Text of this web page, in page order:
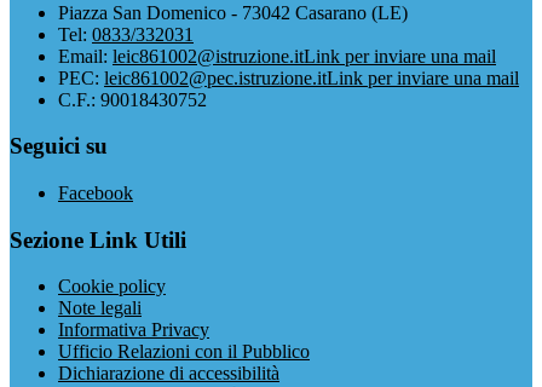
Piazza San Domenico - 73042 Casarano (LE)
Tel: 0833/332031
Email: leic861002@istruzione.itLink per inviare una mail
PEC: leic861002@pec.istruzione.itLink per inviare una mail
C.F.: 90018430752
Seguici su
Facebook
Sezione Link Utili
Cookie policy
Note legali
Informativa Privacy
Ufficio Relazioni con il Pubblico
Dichiarazione di accessibilità